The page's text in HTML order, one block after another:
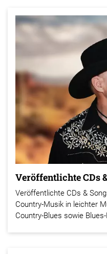
Veröffentlichte CDs
Veröffentlichte CDs &
Country-Musik in leichter
Country-Blues sowie